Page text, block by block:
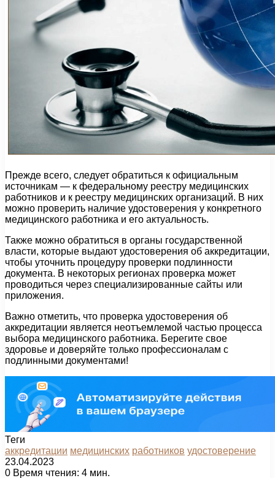
Прежде всего, следует обратиться к официальным
источникам — к федеральному реестру медицинских
работников и к реестру медицинских организаций. В них
можно проверить наличие удостоверения у конкретного
медицинского работника и его актуальность.
Также можно обратиться в органы государственной
власти, которые выдают удостоверения об аккредитации,
чтобы уточнить процедуру проверки подлинности
документа. В некоторых регионах проверка может
проводиться через специализированные сайты или
приложения.
Важно отметить, что проверка удостоверения об
аккредитации является неотъемлемой частью процесса
выбора медицинского работника. Берегите свое
здоровье и доверяйте только профессионалам с
подлинными документами!
Теги
аккредитации медицинских работников удостоверение
23.04.2023
0 Время чтения: 4 мин.